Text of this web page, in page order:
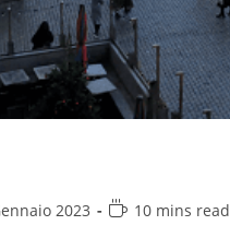
2023 10 mins read